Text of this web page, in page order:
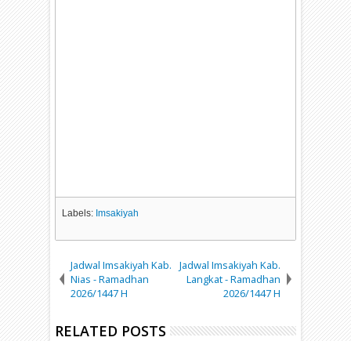
Labels: Imsakiyah
Jadwal Imsakiyah Kab.
Nias - Ramadhan
2026/1447 H
Jadwal Imsakiyah Kab.
Langkat - Ramadhan
2026/1447 H
RELATED POSTS